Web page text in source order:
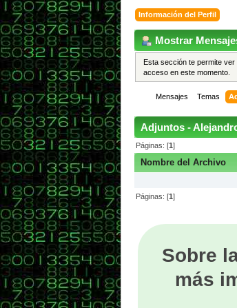
Información del Perfil
Mostrar
Esta sección te permite
acceso en este momento.
Mensajes Temas
Adjuntos -
Páginas: [1]
Nombre del Archivo
Páginas: [1]
Sobre
más